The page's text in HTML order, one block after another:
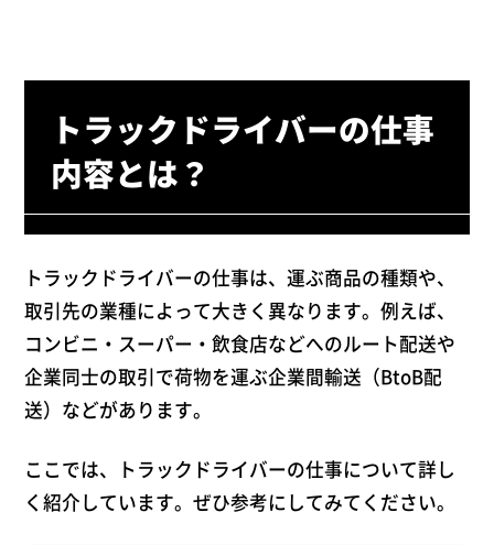
トラックドライバーの仕事
内容とは？
トラックドライバーの仕事は、運ぶ商品の種類や、
取引先の業種によって大きく異なります。例えば、
コンビニ・スーパー・飲食店などへのルート配送や
企業同士の取引で荷物を運ぶ企業間輸送（BtoB配
送）などがあります。
ここでは、トラックドライバーの仕事について詳し
く紹介しています。ぜひ参考にしてみてください。